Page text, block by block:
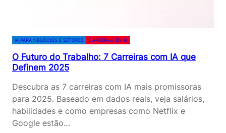
IA PARA NEGÓCIOS E SETORES CARREIRAS EM IA
O Futuro do Trabalho: 7 Carreiras com IA que
Definem 2025
Descubra as 7 carreiras com IA mais promissoras
para 2025. Baseado em dados reais, veja salários,
habilidades e como empresas como Netflix e
Google estão…